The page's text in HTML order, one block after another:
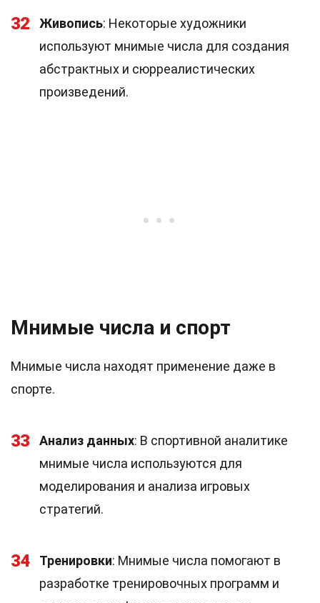
32 Живопись: Некоторые художники
используют мнимые числа для создания
абстрактных и сюрреалистических
произведений.
Мнимые числа и спорт
Мнимые числа находят применение даже в
спорте.
33 Анализ данных: В спортивной аналитике
мнимые числа используются для
моделирования и анализа игровых
стратегий.
34 Тренировки: Мнимые числа помогают в
разработке тренировочных программ и